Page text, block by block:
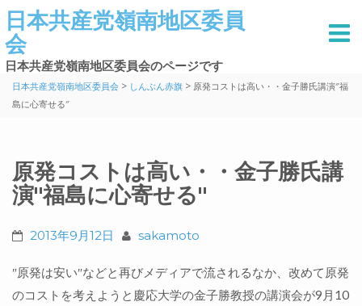
日本共産党嶺南地区委員
会
日本共産党嶺南地区委員会のページです
日本共産党嶺南地区委員会 > しんぶん赤旗 > 原発コストは高い・・金子勝氏講演″福
島に心寄せる″
原発コストは高い・・金子勝氏講
演″福島に心寄せる″
2013年9月12日 sakamoto
″原発は安い″などと再びメディアで流されるなか、改めて原発
のコストを考えようと慶応大学の金子勝教授の講演会が9月10